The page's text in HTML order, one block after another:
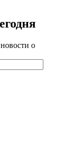
о